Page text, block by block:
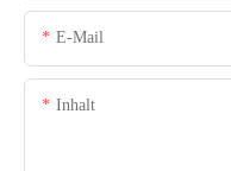
E-Mail
Inhalt